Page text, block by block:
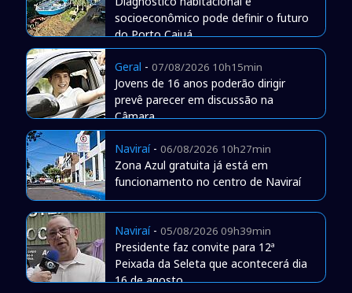
socioeconômico pode definir o futuro
do Porto Caiuá
Geral - 07/08/2026 10h15min
Jovens de 16 anos poderão dirigir
prevê parecer em discussão na
Câmara
Naviraí- 06/08/2026 10h27min
Zona Azul gratuita já está em
funcionamento no centro de Naviraí
Naviraí- 05/08/2026 09h39min
Presidente faz convite para 12ª
Peixada da Seleta que acontecerá dia
16 de agosto